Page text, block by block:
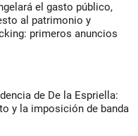
el gasto público,
al patrimonio y
primeros anuncios
de De la Espriella:
y la imposición de banda